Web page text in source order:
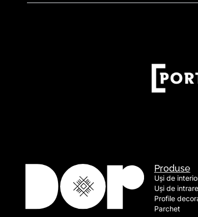
Produse
Uși de
Uși de intrare
Profile
Parchet